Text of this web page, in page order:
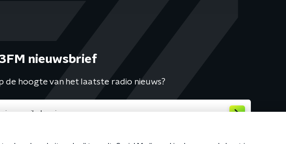
3FM nieuwsbrief
de hoogte van het laatste radio nieuws?